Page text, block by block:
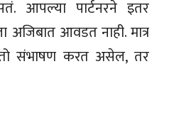
आपल्या पार्टनरने इतर
आवडत नाही. मात्र
संभाषण करत असेल, तर